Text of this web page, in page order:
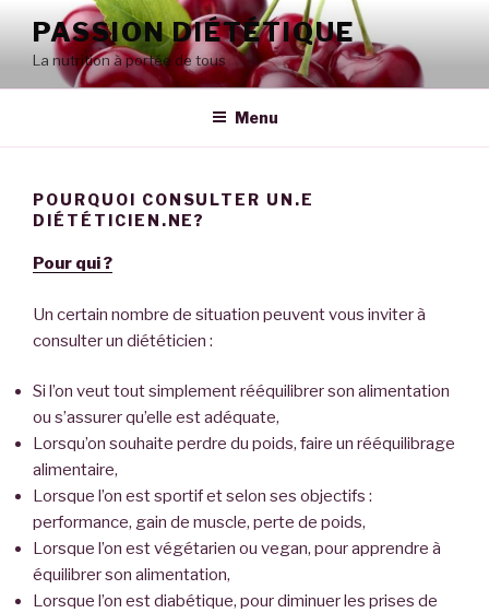
contenu
principal
PASSION DIÉTÉTIQUE
La nutrition à portée de tous
Menu
POURQUOI CONSULTER UN.E
DIÉTÉTICIEN.NE?
Pour qui ?
Un certain nombre de situation peuvent vous inviter à
consulter un diététicien :
Si l’on veut tout simplement rééquilibrer son alimentation
ou s’assurer qu’elle est adéquate,
Lorsqu’on souhaite perdre du poids, faire un rééquilibrage
alimentaire,
Lorsque l’on est sportif et selon ses objectifs :
performance, gain de muscle, perte de poids,
Lorsque l’on est végétarien ou vegan, pour apprendre à
équilibrer son alimentation,
Lorsque l’on est diabétique, pour diminuer les prises de